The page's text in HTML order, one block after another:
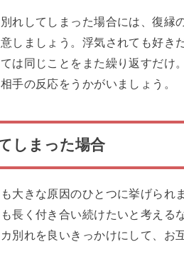
れしてしまった場合には、復縁
しましょう。浮気されても好き
は同じことをまた繰り返すだけ
手の反応をうかがいましょう。
しまった場合
大きな原因のひとつに挙げられ
長く付き合い続けたいと考える
別れを良いきっかけにして、お